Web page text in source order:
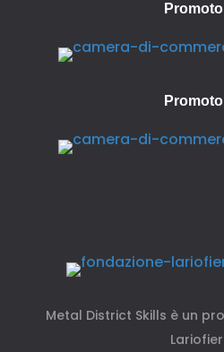
Metal District Skills è un